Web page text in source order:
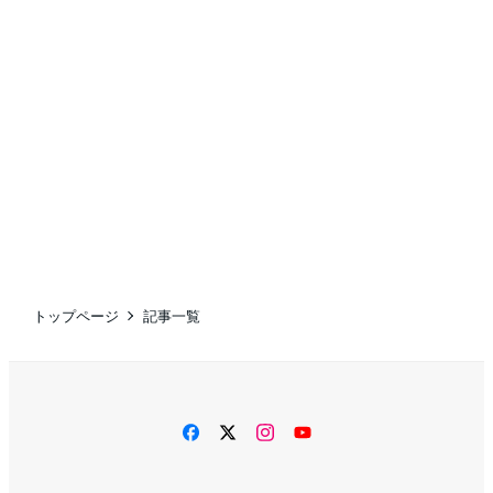
トップページ 記事一覧
facebooktwitterinstagram
YouTube